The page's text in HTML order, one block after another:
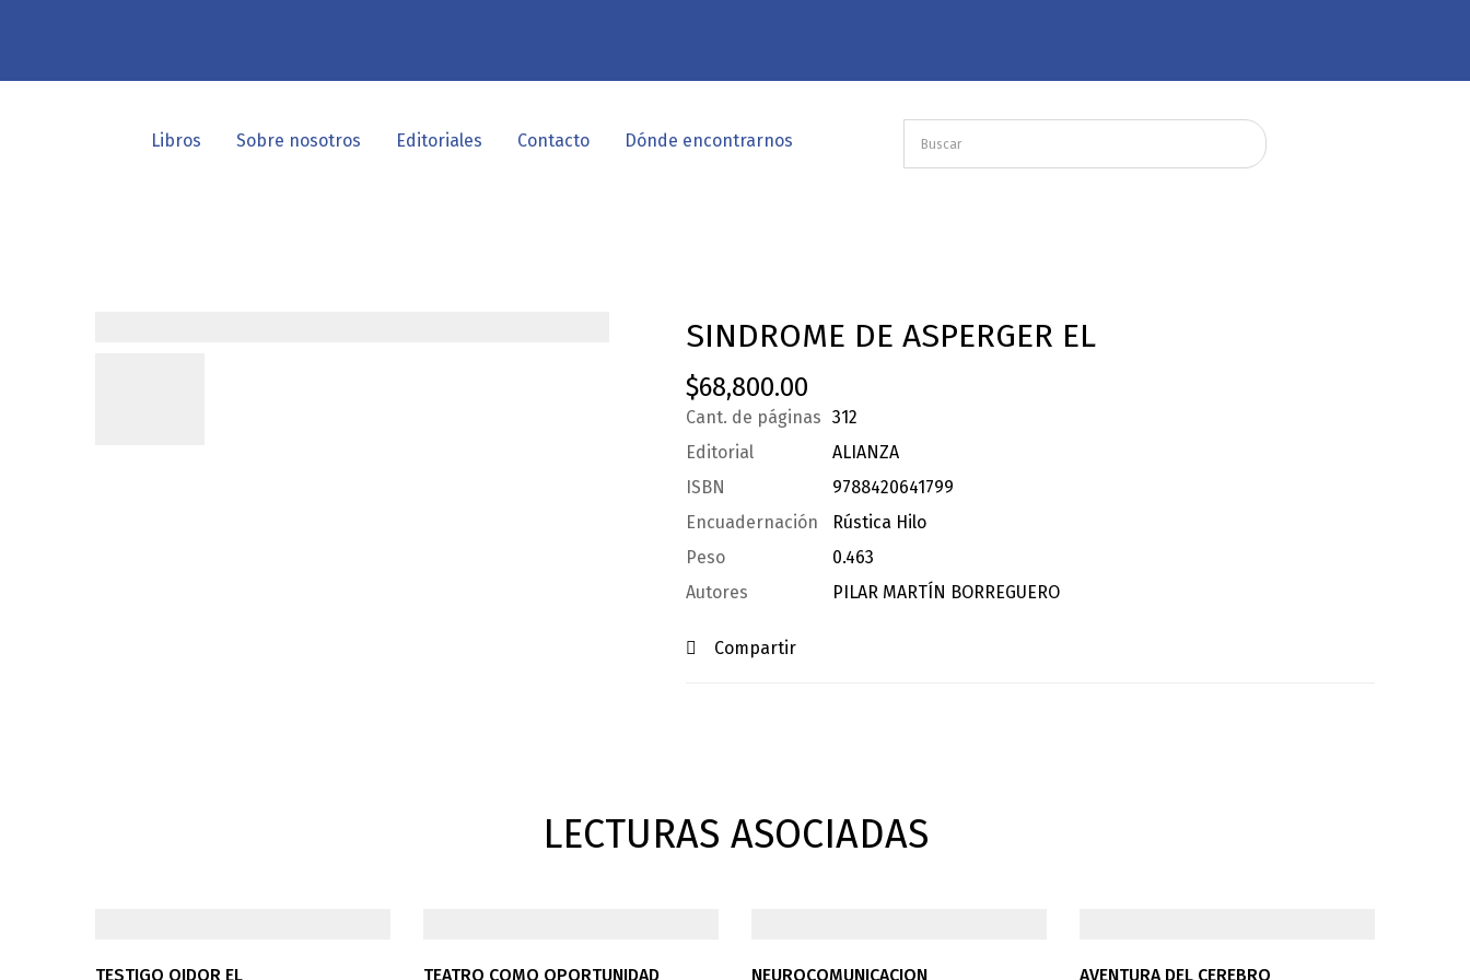
Libros Sobre nosotros Editoriales Contacto Dónde encontrarnos
SINDROME DE ASPERGER EL
$68,800.00
Cant. de páginas 312
Editorial
ALIANZA
ISBN
9788420641799
Encuadernación
Rústica Hilo
Peso
0.463
Autores
PILAR MARTÍN BORREGUERO
Compartir
LECTURAS ASOCIADAS
TESTIGO OIDOR EL
TEATRO COMO OPORTUNIDAD
NEUROCOMUNICACION
AVENTURA DEL CEREBRO